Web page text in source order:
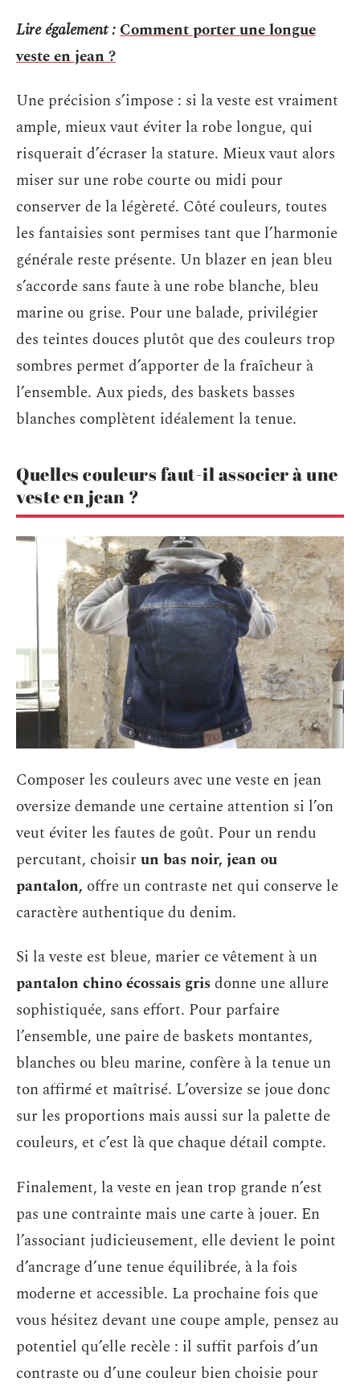
Lire également :Comment porter une longue
veste en jean ?
Une précision s’impose : si la veste est vraiment
ample, mieux vaut éviter la robe longue, qui
risquerait d’écraser la stature. Mieux vaut alors
miser sur une robe courte ou midi pour
conserver de la légèreté. Côté couleurs, toutes
les fantaisies sont permises tant que l’harmonie
générale reste présente. Un blazer en jean bleu
s’accorde sans faute à une robe blanche, bleu
marine ou grise. Pour une balade, privilégier
des teintes douces plutôt que des couleurs trop
sombres permet d’apporter de la fraîcheur à
l’ensemble. Aux pieds, des baskets basses
blanches complètent idéalement la tenue.
Quelles couleurs faut-il associer à une
veste en jean ?
Composer les couleurs avec une veste en jean
oversize demande une certaine attention si l’on
veut éviter les fautes de goût. Pour un rendu
percutant, choisir un bas noir, jean ou
pantalon, offre un contraste net qui conserve le
caractère authentique du denim.
Si la veste est bleue, marier ce vêtement à un
pantalon chino écossais grisdonne une allure
sophistiquée, sans effort. Pour parfaire
l’ensemble, une paire de baskets montantes,
blanches ou bleu marine, confère à la tenue un
ton affirmé et maîtrisé. L’oversize se joue donc
sur les proportions mais aussi sur la palette de
couleurs, et c’est là que chaque détail compte.
Finalement, la veste en jean trop grande n’est
pas une contrainte mais une carte à jouer. En
l’associant judicieusement, elle devient le point
d’ancrage d’une tenue équilibrée, à la fois
moderne et accessible. La prochaine fois que
vous hésitez devant une coupe ample, pensez au
potentiel qu’elle recèle : il suffit parfois d’un
contraste ou d’une couleur bien choisie pour